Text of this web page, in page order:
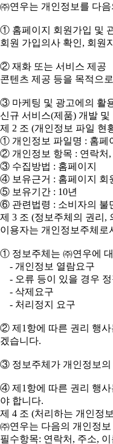
㈜연우는 개인정보를 다
① 홈페이지 회원가입 및
회원 가입의사 확인, 회원
② 재화 또는 서비스 제공
콘텐츠 제공 등을 목적으
③ 마케팅 및 광고에의 활
신규 서비스(제품) 개발
제 2 조 (개인정보 파일 현
① 개인정보 파일명 : 홈페
② 개인정보 항목 : 연락처,
③ 수집방법 : 홈페이지
④ 보유근거 : 홈페이지 회
⑤ 보유기간 : 10년
⑥ 관련법령 : 소비자의 불
제 3 조 (정보주체의 권리,
이용자는 개인정보주체로
① 정보주체는 ㈜연우에
- 개인정보 열람요구
- 오류 등이 있을 경우 정
- 삭제요구
- 처리정지 요구
② 제1항에 따른 권리 행사
겠습니다.
③ 정보주체가 개인정보의
④ 제1항에 따른 권리 행사
야 합니다.
제 4 조 (처리하는 개인정
㈜연우는 다음의 개인정
필수항목: 연락처, 주소,